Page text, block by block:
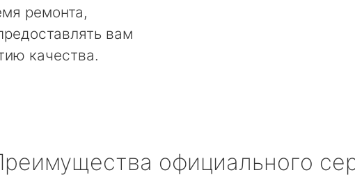
ремонта,
вам
качества.
официального